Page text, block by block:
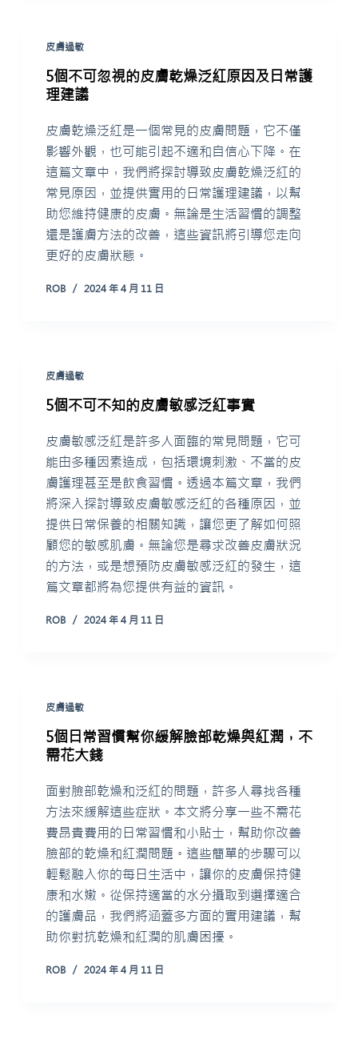
皮膚過敏
5個不可忽視的皮膚乾燥泛紅原因及日常護
理建議
皮膚乾燥泛紅是一個常見的皮膚問題，它不僅
影響外觀，也可能引起不適和自信心下降。在
這篇文章中，我們將探討導致皮膚乾燥泛紅的
常見原因，並提供實用的日常護理建議，以幫
助您維持健康的皮膚。無論是生活習慣的調整
還是護膚方法的改善，這些資訊將引導您走向
更好的皮膚狀態。
ROB 2024 年 4 月 11 日
皮膚過敏
5個不可不知的皮膚敏感泛紅事實
皮膚敏感泛紅是許多人面臨的常見問題，它可
能由多種因素造成，包括環境刺激、不當的皮
膚護理甚至是飲食習慣。透過本篇文章，我們
將深入探討導致皮膚敏感泛紅的各種原因，並
提供日常保養的相關知識，讓您更了解如何照
顧您的敏感肌膚。無論您是尋求改善皮膚狀況
的方法，或是想預防皮膚敏感泛紅的發生，這
篇文章都將為您提供有益的資訊。
ROB 2024 年 4 月 11 日
皮膚過敏
5個日常習慣幫你緩解臉部乾燥與紅潤，不
需花大錢
面對臉部乾燥和泛紅的問題，許多人尋找各種
方法來緩解這些症狀。本文將分享一些不需花
費昂貴費用的日常習慣和小貼士，幫助你改善
臉部的乾燥和紅潤問題。這些簡單的步驟可以
輕鬆融入你的每日生活中，讓你的皮膚保持健
康和水嫩。從保持適當的水分攝取到選擇適合
的護膚品，我們將涵蓋多方面的實用建議，幫
助你對抗乾燥和紅潤的肌膚困擾。
ROB 2024 年 4 月 11 日